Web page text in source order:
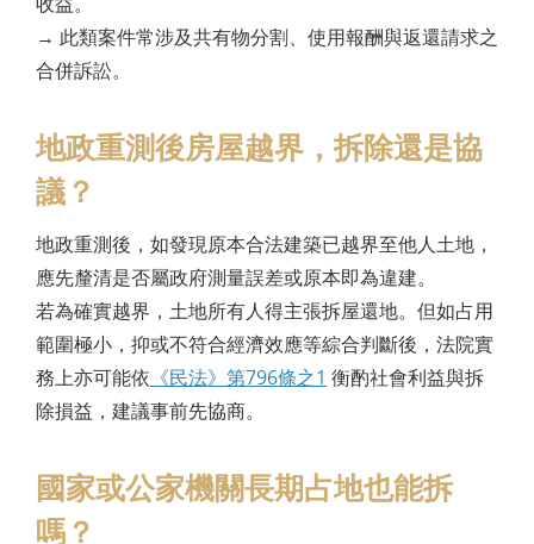
→ 此類案件常涉及共有物分割、使用報酬與返還請求之
合併訴訟。
地政重測後房屋越界，拆除還是協
議？
地政重測後，如發現原本合法建築已越界至他人土地，
應先釐清是否屬政府測量誤差或原本即為違建。
若為確實越界，土地所有人得主張拆屋還地。但如占用
範圍極小，抑或不符合經濟效應等綜合判斷後，法院實
務上亦可能依 《民法》第796條之1 衡酌社會利益與拆
除損益，建議事前先協商。
國家或公家機關長期占地也能拆
嗎？